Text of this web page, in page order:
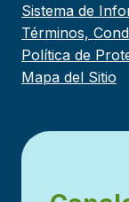
Sistema de
Términos,
Política de
Mapa del Sitio